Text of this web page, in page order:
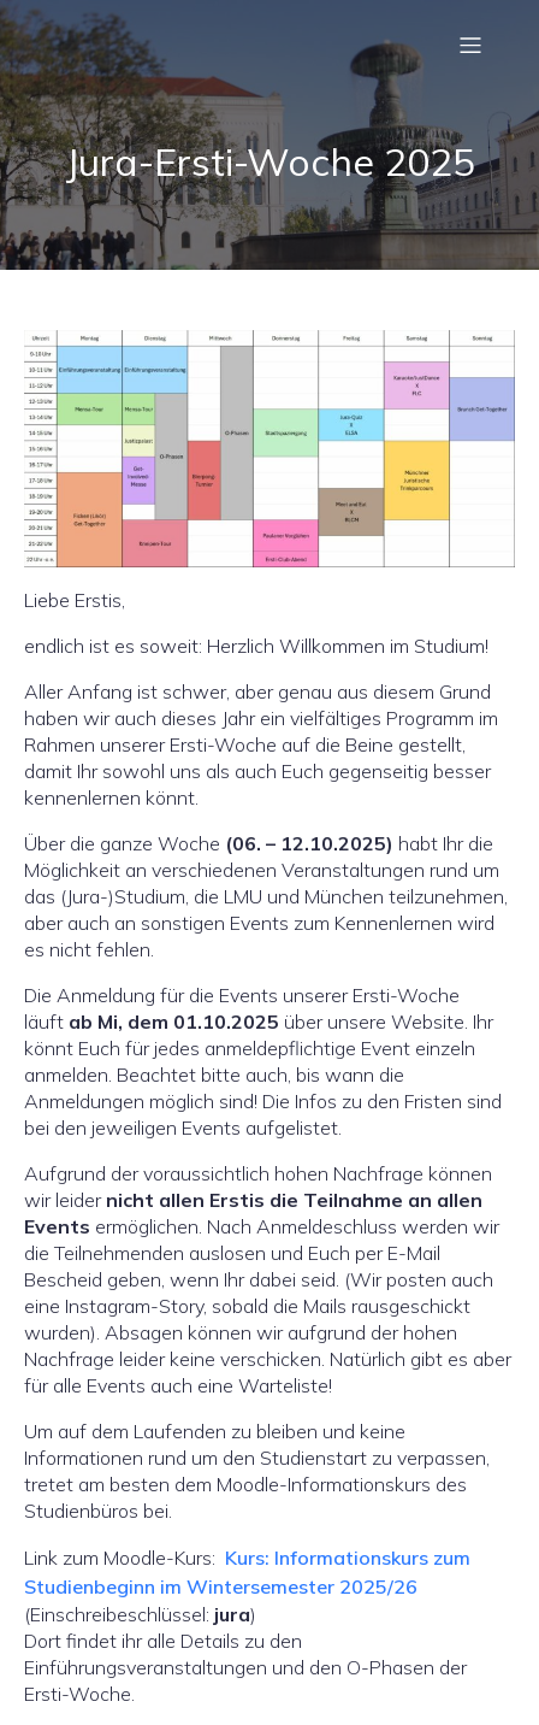
Jura-Ersti-Woche 2025
Liebe Erstis,
endlich ist es soweit: Herzlich Willkommen im Studium!
Aller Anfang ist schwer, aber genau aus diesem Grund
haben wir auch dieses Jahr ein vielfältiges Programm im
Rahmen unserer Ersti-Woche auf die Beine gestellt,
damit Ihr sowohl uns als auch Euch gegenseitig besser
kennenlernen könnt.
Über die ganze Woche (06. – 12.10.2025) habt Ihr die
Möglichkeit an verschiedenen Veranstaltungen rund um
das (Jura-)Studium, die LMU und München teilzunehmen,
aber auch an sonstigen Events zum Kennenlernen wird
es nicht fehlen.
Die Anmeldung für die Events unserer Ersti-Woche
läuft ab Mi, dem 01.10.2025 über unsere Website. Ihr
könnt Euch für jedes anmeldepflichtige Event einzeln
anmelden. Beachtet bitte auch, bis wann die
Anmeldungen möglich sind! Die Infos zu den Fristen sind
bei den jeweiligen Events aufgelistet.
Aufgrund der voraussichtlich hohen Nachfrage können
wir leider nicht allen Erstis die Teilnahme an allen
Events ermöglichen. Nach Anmeldeschluss werden wir
die Teilnehmenden auslosen und Euch per E-Mail
Bescheid geben, wenn Ihr dabei seid. (Wir posten auch
eine Instagram-Story, sobald die Mails rausgeschickt
wurden). Absagen können wir aufgrund der hohen
Nachfrage leider keine verschicken. Natürlich gibt es aber
für alle Events auch eine Warteliste!
Um auf dem Laufenden zu bleiben und keine
Informationen rund um den Studienstart zu verpassen,
tretet am besten dem Moodle-Informationskurs des
Studienbüros bei.
Link zum Moodle-Kurs: Kurs: Informationskurs zum
Studienbeginn im Wintersemester 2025/26
(Einschreibeschlüssel: jura)
Dort findet ihr alle Details zu den
Einführungsveranstaltungen und den O-Phasen der
Ersti-Woche.